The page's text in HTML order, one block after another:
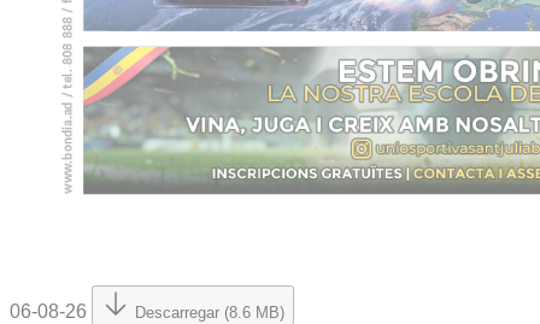
06-08-26 Descarregar (8.6 MB)